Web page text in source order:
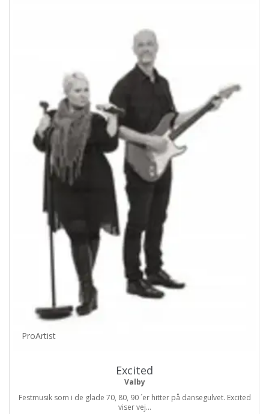
ProArtist
Excited
Valby
Festmusik som i de glade 70, 80, 90 ´er hitter på dansegulvet. Excited
viser vej...